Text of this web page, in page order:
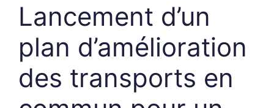
Lancement d’un
plan d’amélioration
des transports en